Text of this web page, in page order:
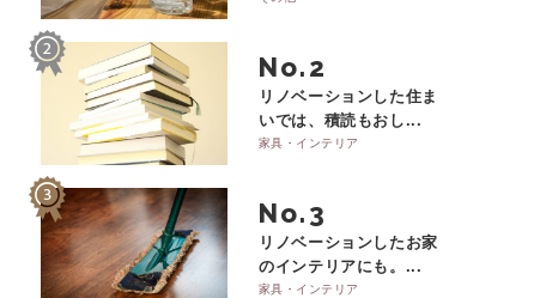
No.
リノベーションした住ま
いでは、積読もおし...
家具・インテリア
No.
リノベーションしたお家
のインテリアにも。...
家具・インテリア